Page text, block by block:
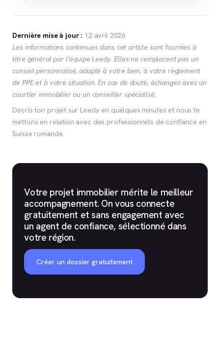
Dernière mise à jour : 12 avril 2026
Les informations contenues dans cet article sont fournies à
titre général par l’équipe Leedy. Elles ne remplacent pas un
conseil personnalisé, adapté à votre bien, à votre règlement
de PPE et à votre situation. En cas de doute, échangez avec un
courtier immobilier ou un conseiller spécialisé.
Décris ton projet sur Leedy en quelques minutes et nous te
mettons en relation avec des professionnels de confiance en
Suisse romande.
Votre projet immobilier mérite le meilleur
accompagnement. On vous connecte
gratuitement et sans engagement avec
un agent de confiance, sélectionné dans
votre région.
Créer un dossier gratuitement